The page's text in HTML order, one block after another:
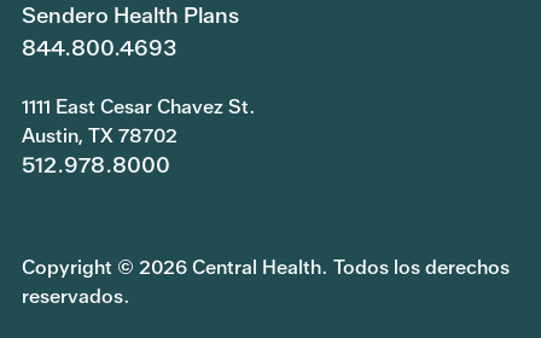
Sendero Health Plans
844.800.4693
1111 East Cesar Chavez St.
Austin, TX 78702
512.978.8000
Copyright © 2026 Central Health. Todos los derechos
reservados.